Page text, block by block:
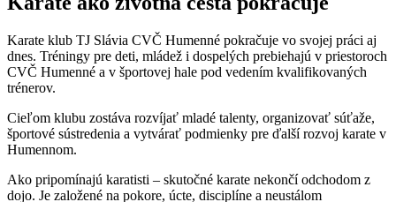
Karate klub TJ Slávia CVČ Humenné pokračuje vo svojej práci aj
dnes. Tréningy pre deti, mládež i dospelých prebiehajú v priestoroch
CVČ Humenné a v športovej hale pod vedením kvalifikovaných
trénerov.
Cieľom klubu zostáva rozvíjať mladé talenty, organizovať súťaže,
športové sústredenia a vytvárať podmienky pre ďalší rozvoj karate v
Humennom.
Ako pripomínajú karatisti – skutočné karate nekončí odchodom z
dojo. Je založené na pokore, úcte, disciplíne a neustálom